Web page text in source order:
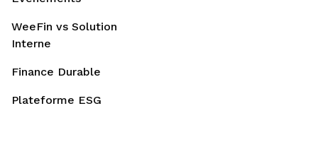
WeeFin vs Solution
Interne
Finance Durable
Plateforme ESG